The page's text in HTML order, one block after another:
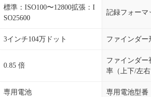
標準：ISO100〜12800拡張：I
SO25600
記録フォーマ
3インチ104万ドット ファインダー
0.85 倍
ファインダー
率（上下/左
専用電池 専用電池型番